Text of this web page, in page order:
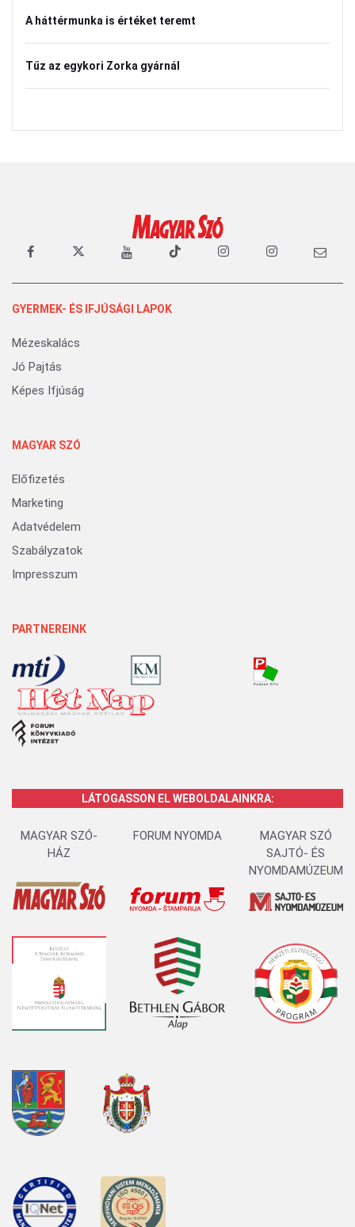
A háttérmunka is értéket teremt
Tűz az egykori Zorka gyárnál
GYERMEK- ÉS IFJÚSÁGI LAPOK
Mézeskalács
Jó Pajtás
Képes Ifjúság
MAGYAR SZÓ
Előfizetés
Marketing
Adatvédelem
Szabályzatok
Impresszum
PARTNEREINK
LÁTOGASSON EL WEBOLDALAINKRA:
MAGYAR SZÓ-
HÁZ
FORUM NYOMDA
MAGYAR SZÓ
SAJTÓ- ÉS
NYOMDAMÚZEUM